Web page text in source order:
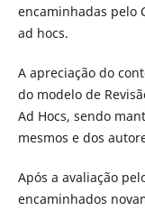
encaminhadas pelo
ad hocs.
A apreciação do
do modelo de
Ad Hocs, sendo
mesmos e dos
Após a avaliação
encaminhados